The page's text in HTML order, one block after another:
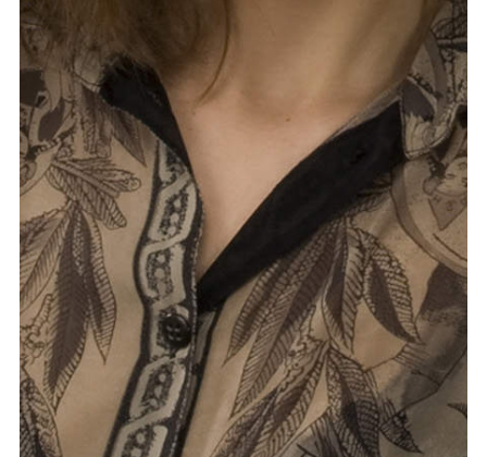
Volg de afdeling
Language
en nl
Onderdeel van
ArtEZ hogeschool
voor de kunsten